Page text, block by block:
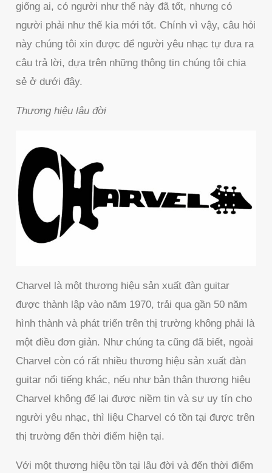
giống ai, có người như thế này đã tốt, nhưng có
người phải như thế kia mới tốt. Chính vì vậy, câu hỏi
này chúng tôi xin được để người yêu nhạc tự đưa ra
câu trả lời, dựa trên những thông tin chúng tôi chia
sẻ ở dưới đây.
Thương hiệu lâu đời
Charvel là một thương hiệu sản xuất đàn guitar
được thành lập vào năm 1970, trải qua gần 50 năm
hình thành và phát triển trên thị trường không phải là
một điều đơn giản. Như chúng ta cũng đã biết, ngoài
Charvel còn có rất nhiều thương hiệu sản xuất đàn
guitar nổi tiếng khác, nếu như bản thân thương hiệu
Charvel không để lại được niềm tin và sự uy tín cho
người yêu nhạc, thì liệu Charvel có tồn tại được trên
thị trường đến thời điểm hiện tại.
Với một thương hiệu tồn tại lâu đời và đến thời điểm